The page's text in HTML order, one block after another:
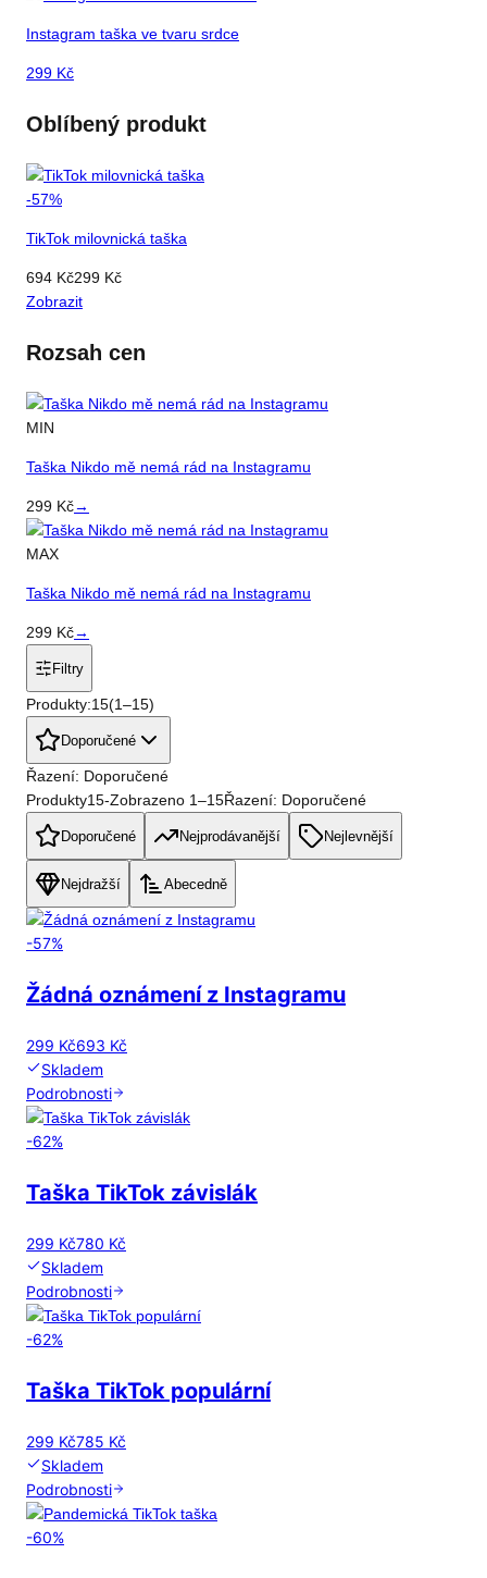
Instagram taška ve tvaru srdce
299 Kč
Oblíbený produkt
-57%
TikTok milovnická taška
694 Kč299 Kč
Zobrazit
Rozsah cen
MIN
Taška Nikdo mě nemá rád na Instagramu
299 Kč→
MAX
Taška Nikdo mě nemá rád na Instagramu
299 Kč→
Filtry
Produkty:15(1–15)
Doporučené
Řazení: Doporučené
Produkty15-Zobrazeno 1–15Řazení: Doporučené
Doporučené Nejprodávanější Nejlevnější
Nejdražší Abecedně
-57%
Žádná oznámení z Instagramu
299 Kč693 Kč
Skladem
Podrobnosti
-62%
Taška TikTok závislák
299 Kč780 Kč
Skladem
Podrobnosti
-62%
Taška TikTok populární
299 Kč785 Kč
Skladem
Podrobnosti
-60%